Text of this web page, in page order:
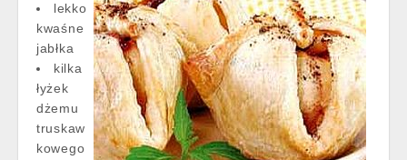
lekko
kwaśne
jabłka
kilka
łyżek
dżemu
truskaw
kowego